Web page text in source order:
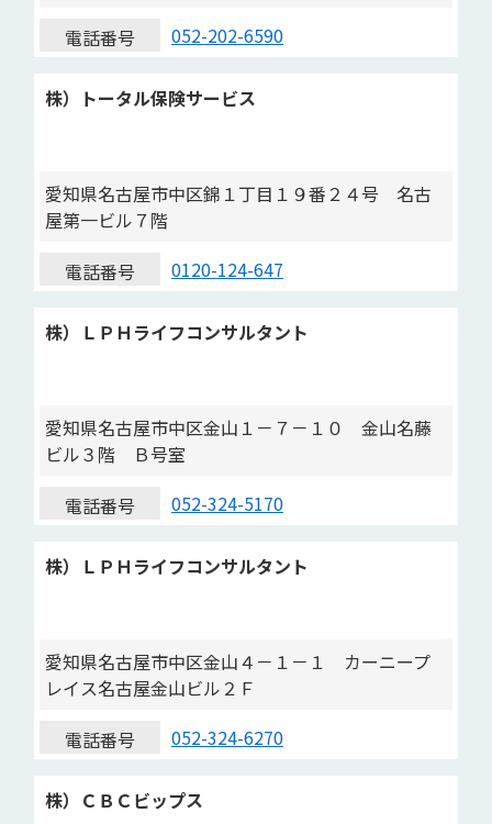
電話番号
052-202-6590
株）トータル保険サービス
愛知県名古屋市中区錦１丁目１９番２４号 名古
屋第一ビル７階
電話番号
0120-124-647
株）ＬＰＨライフコンサルタント
愛知県名古屋市中区金山１－７－１０ 金山名藤
ビル３階 Ｂ号室
電話番号
052-324-5170
株）ＬＰＨライフコンサルタント
愛知県名古屋市中区金山４－１－１ カーニープ
レイス名古屋金山ビル２Ｆ
電話番号
052-324-6270
株）ＣＢＣビップス